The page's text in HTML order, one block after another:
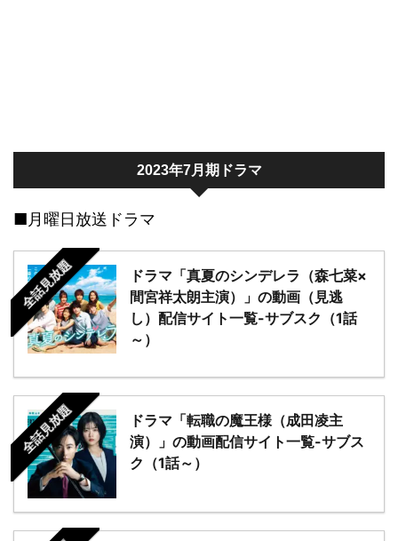
2023年7月期ドラマ
■月曜日放送ドラマ
全話見放題
ドラマ「真夏のシンデレラ（森七菜×
間宮祥太朗主演）」の動画（見逃
し）配信サイト一覧-サブスク（1話
～）
全話見放題
ドラマ「転職の魔王様（成田凌主
演）」の動画配信サイト一覧-サブス
ク（1話～）